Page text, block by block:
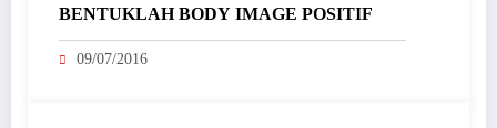
BENTUKLAH BODY IMAGE POSITIF
09/07/2016